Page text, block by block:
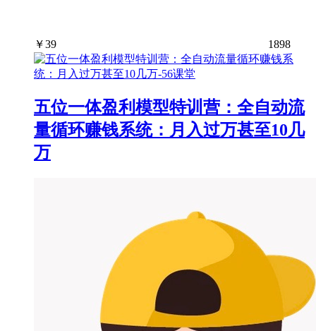
￥39 1898
五位一体盈利模型特训营：全自动流
量循环赚钱系统：月入过万甚至10几
万